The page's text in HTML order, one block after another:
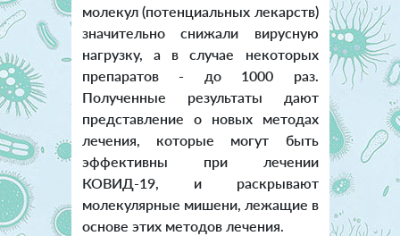
молекул (потенциальных лекарств)
значительно снижали вирусную
нагрузку, а в случае некоторых
препаратов - до 1000 раз.
Полученные результаты дают
представление о новых методах
лечения, которые могут быть
эффективны при лечении
КОВИД-19, и раскрывают
молекулярные мишени, лежащие в
основе этих методов лечения.